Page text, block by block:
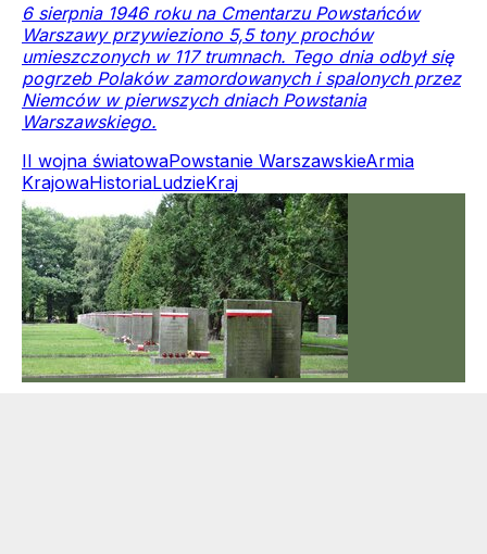
6 sierpnia 1946 roku na Cmentarzu Powstańców
Warszawy przywieziono 5,5 tony prochów
umieszczonych w 117 trumnach. Tego dnia odbył się
pogrzeb Polaków zamordowanych i spalonych przez
Niemców w pierwszych dniach Powstania
Warszawskiego.
II wojna światowaPowstanie WarszawskieArmia
KrajowaHistoriaLudzieKraj